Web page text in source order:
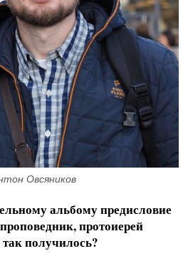
Овсяников
альбому предисловие
протоиерей
получилось?